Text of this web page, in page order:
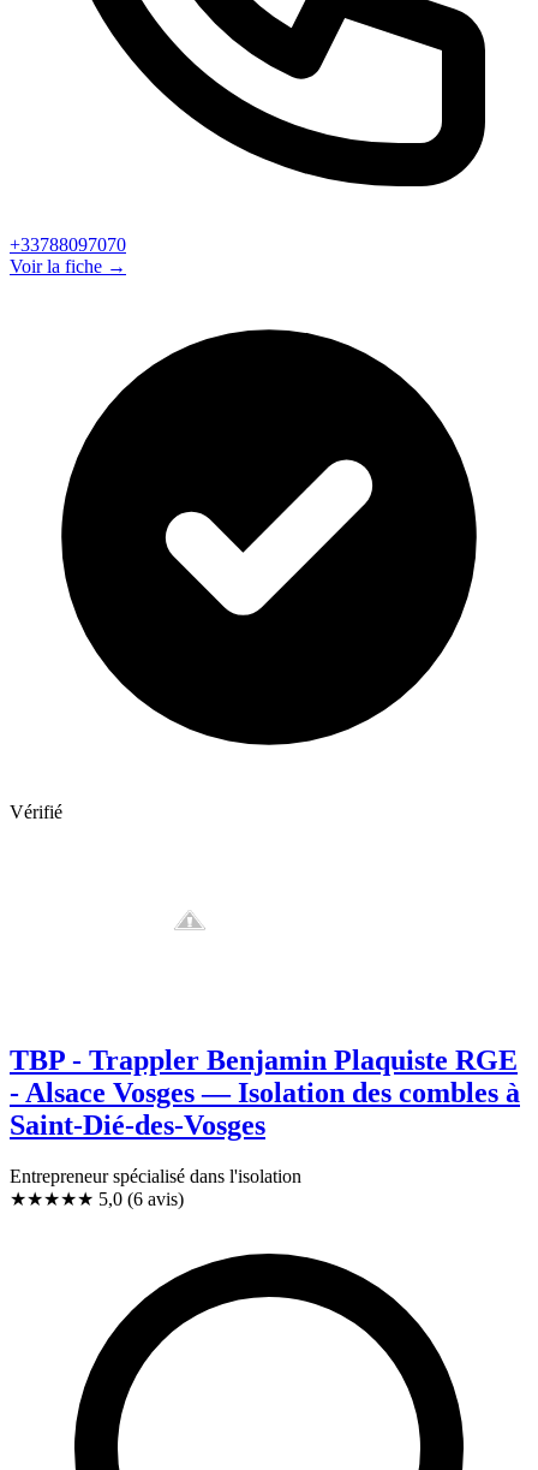
+33788097070
Voir la fiche →
Vérifié
TBP - Trappler Benjamin Plaquiste RGE
- Alsace Vosges — Isolation des combles à
Saint-Dié-des-Vosges
Entrepreneur spécialisé dans l'isolation
★★★★★ 5,0 (6 avis)